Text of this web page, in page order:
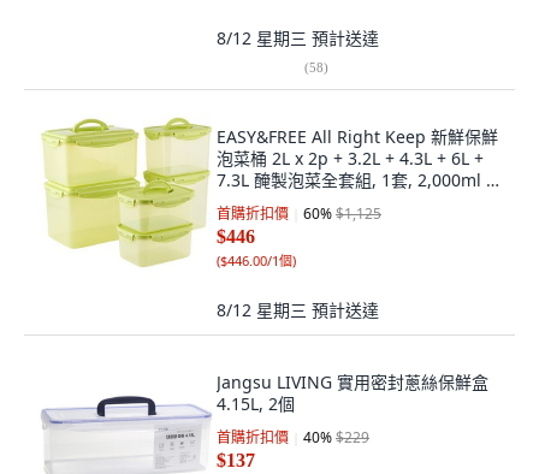
8/12 星期三 預計送達
(58)
EASY&FREE All Right Keep 新鮮保鮮
泡菜桶 2L x 2p + 3.2L + 4.3L + 6L +
7.3L 醃製泡菜全套組, 1套, 2,000ml 2
入, 3,200ml 1入, 4,300ml 1入,
6,000ml 1入, 7,300ml 1入
首購折扣價 60%$1,125
$446
($446.00/1個)
8/12 星期三 預計送達
Jangsu LIVING 實用密封蔥絲保鮮盒
4.15L, 2個
首購折扣價 40%$229
$137